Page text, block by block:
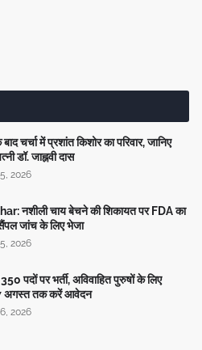
चर्चा में प्रशांत किशोर का परिवार, जानिए
डॉ. जाह्नवी दास
2026
नशीली चाय बेचने की शिकायत पर FDA का
जांच के लिए भेजा
2026
पदों पर भर्ती, अविवाहित पुरुषों के लिए
7 अगस्त तक करें आवेदन
2026